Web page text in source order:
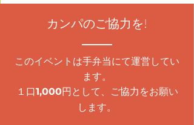
カンパのご協力を!
このイベントは手弁当にて運営してい
ます。
１口1,000円として、ご協力をお願い
します。